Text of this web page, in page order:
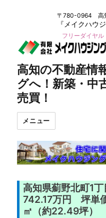
〒780-0964 高
『メイクハウ
フリーダイヤル
高知の不動産情
グへ！新築・中
売買！
メニュー
高知県薊野北町1
742.17万円 坪
㎡（約22.49坪）